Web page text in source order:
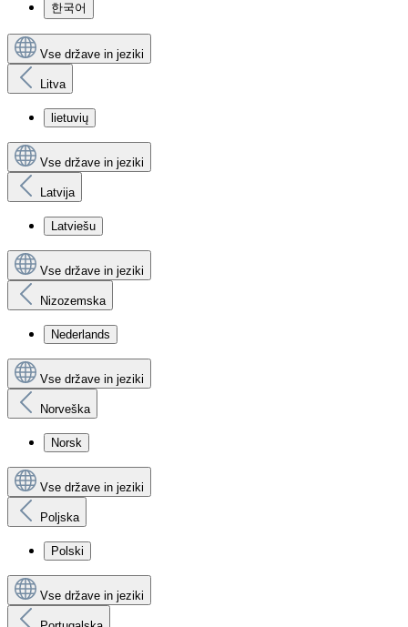
한국어
Vse države in jeziki
Litva
lietuvių
Vse države in jeziki
Latvija
Latviešu
Vse države in jeziki
Nizozemska
Nederlands
Vse države in jeziki
Norveška
Norsk
Vse države in jeziki
Poljska
Polski
Vse države in jeziki